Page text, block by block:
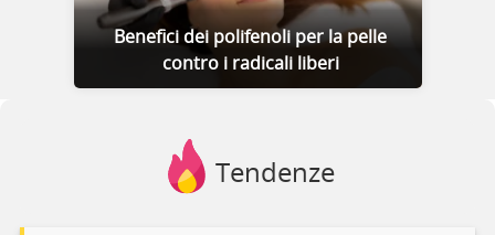
Benefici dei polifenoli per la pelle
contro i radicali liberi
Tendenze